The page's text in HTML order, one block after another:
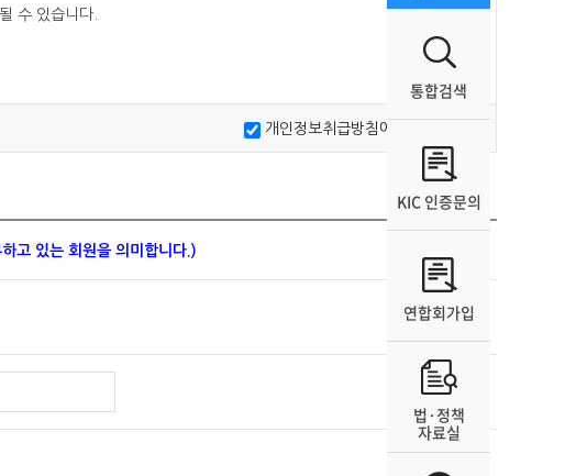
와 '비밀번호'를 발급받은 사람을 말합니다.
정경쟁연합회에서 필요하다고 인정하는 내용을 이용자에게 통지
수 있습니다.
수 있습니다.
합니다. 쿠키는 웹사이트를 운영하는데 이용되는 서버(HTTP)가 이용자
보 제공을 위하여 사용합니다.
거나, 쿠키가 저장될 때마다 확인을 거치거나, 아니면 모든 쿠키의 저장
개인정보취급방침에 동의합니다.
고 있는 회원을 의미합니다.)
통합검색
KIC 인증문의
연합회가입
법·정책
자료실